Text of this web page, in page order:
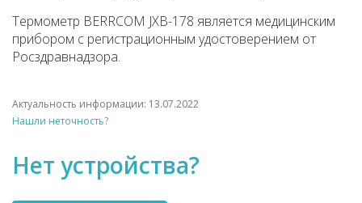
Термометр BERRCOM JXB-178 является медицинским
прибором с регистрационным удостоверением от
Росздравнадзора.
Актуальность информации: 13.07.2022
Нашли неточность?
Нет устройства?